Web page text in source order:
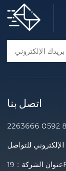
اتصل بنا
عنوان الشركة：19F, C&D International Building, No.1699